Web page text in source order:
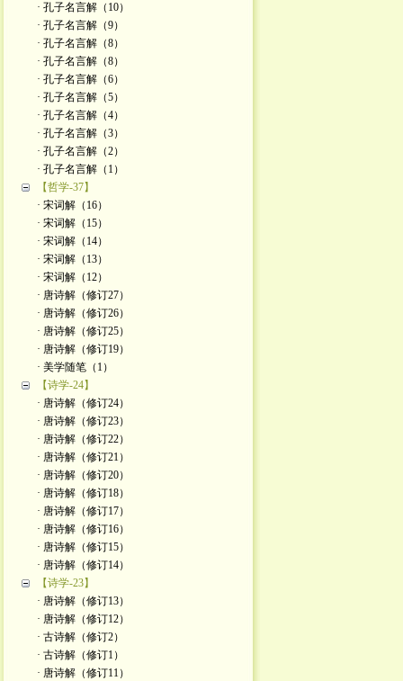
· 孔子名言解（10）
· 孔子名言解（9）
· 孔子名言解（8）
· 孔子名言解（8）
· 孔子名言解（6）
· 孔子名言解（5）
· 孔子名言解（4）
· 孔子名言解（3）
· 孔子名言解（2）
· 孔子名言解（1）
【哲学-37】
· 宋词解（16）
· 宋词解（15）
· 宋词解（14）
· 宋词解（13）
· 宋词解（12）
· 唐诗解（修订27）
· 唐诗解（修订26）
· 唐诗解（修订25）
· 唐诗解（修订19）
· 美学随笔（1）
【诗学-24】
· 唐诗解（修订24）
· 唐诗解（修订23）
· 唐诗解（修订22）
· 唐诗解（修订21）
· 唐诗解（修订20）
· 唐诗解（修订18）
· 唐诗解（修订17）
· 唐诗解（修订16）
· 唐诗解（修订15）
· 唐诗解（修订14）
【诗学-23】
· 唐诗解（修订13）
· 唐诗解（修订12）
· 古诗解（修订2）
· 古诗解（修订1）
· 唐诗解（修订11）